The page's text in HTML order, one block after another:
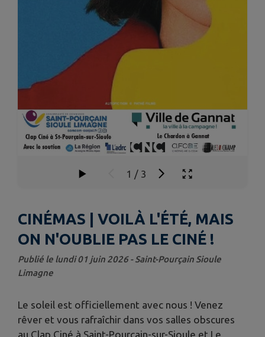
1 / 3
CINÉMAS | VOILÀ L'ÉTÉ, MAIS
ON N'OUBLIE PAS LE CINÉ !
Publié le lundi 01 juin 2026 - Saint-Pourçain Sioule
Limagne
Le soleil est officiellement avec nous ! Venez
rêver et vous rafraîchir dans vos salles obscures
au Clap Ciné à Saint-Pourçain-sur-Sioule et Le